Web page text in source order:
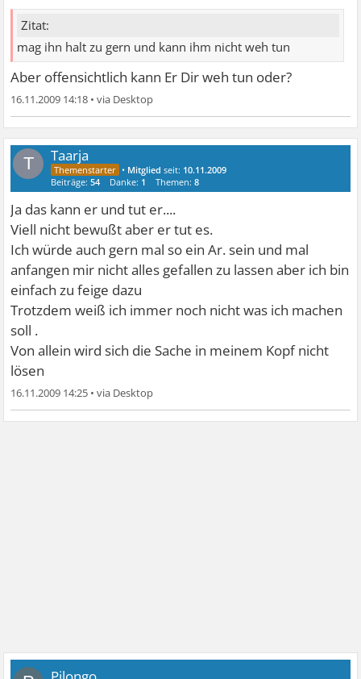
Zitat:
mag ihn halt zu gern und kann ihm nicht weh tun
Aber offensichtlich kann Er Dir weh tun oder?
16.11.2009 14:18 •
T Taarja
• Mitglied seit: 10.11.2009
Beiträge:54 Danke: 1 Themen:8
Ja das kann er und tut er....
Viell nicht bewußt aber er tut es.
Ich würde auch gern mal so ein Ar. sein und mal
anfangen mir nicht alles gefallen zu lassen aber ich bin
einfach zu feige dazu
Trotzdem weiß ich immer noch nicht was ich machen
soll .
Von allein wird sich die Sache in meinem Kopf nicht
lösen
16.11.2009 14:25 •